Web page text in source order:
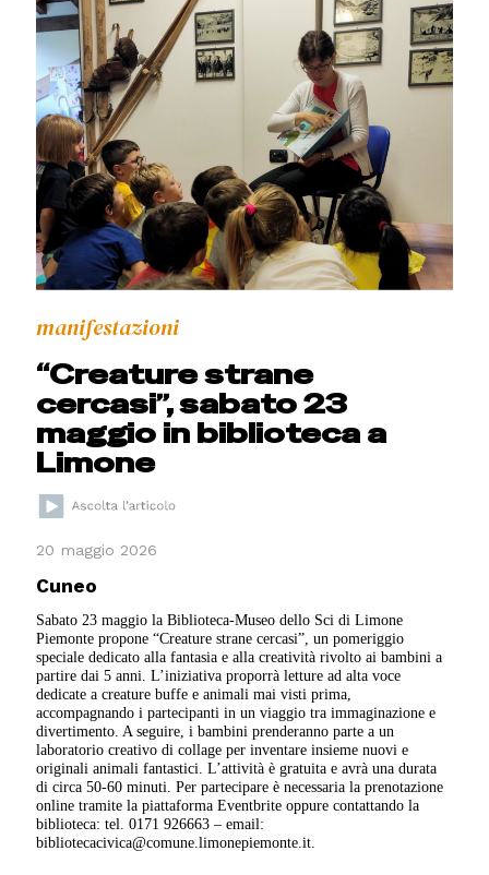
manifestazioni
“Creature strane
cercasi”, sabato 23
maggio in biblioteca a
Limone
20 maggio 2026
Cuneo
Sabato 23 maggio la Biblioteca-Museo dello Sci di Limone
Piemonte propone “Creature strane cercasi”, un pomeriggio
speciale dedicato alla fantasia e alla creatività rivolto ai bambini a
partire dai 5 anni. L’iniziativa proporrà letture ad alta voce
dedicate a creature buffe e animali mai visti prima,
accompagnando i partecipanti in un viaggio tra immaginazione e
divertimento. A seguire, i bambini prenderanno parte a un
laboratorio creativo di collage per inventare insieme nuovi e
originali animali fantastici. L’attività è gratuita e avrà una durata
di circa 50-60 minuti. Per partecipare è necessaria la prenotazione
online tramite la piattaforma Eventbrite oppure contattando la
biblioteca: tel. 0171 926663 – email:
bibliotecacivica@comune.limonepiemonte.it.